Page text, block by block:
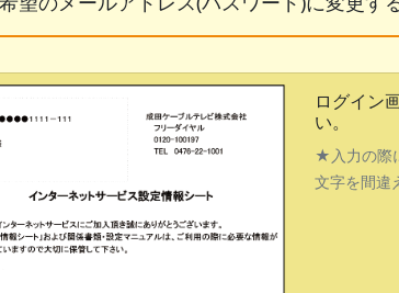
ログイン
い。
★入力の際
文字を間違